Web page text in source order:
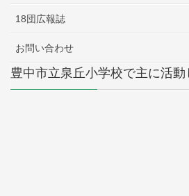
18団広報誌
お問い合わせ
豊中市立泉丘小学校で主に活動